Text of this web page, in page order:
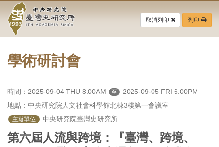
要
中
央
研
究
院-
臺
灣
取消列印 列印
學術研討會
時間：2025-09-04 THU 8:00AM 至
2025-09-05 FRI 6:00PM
地點：中央研究院人文社會科學館北棟3樓第一會議室
主辦單位 中央研究院臺灣史研究所
第六屆人流與跨境：『臺灣、跨境、